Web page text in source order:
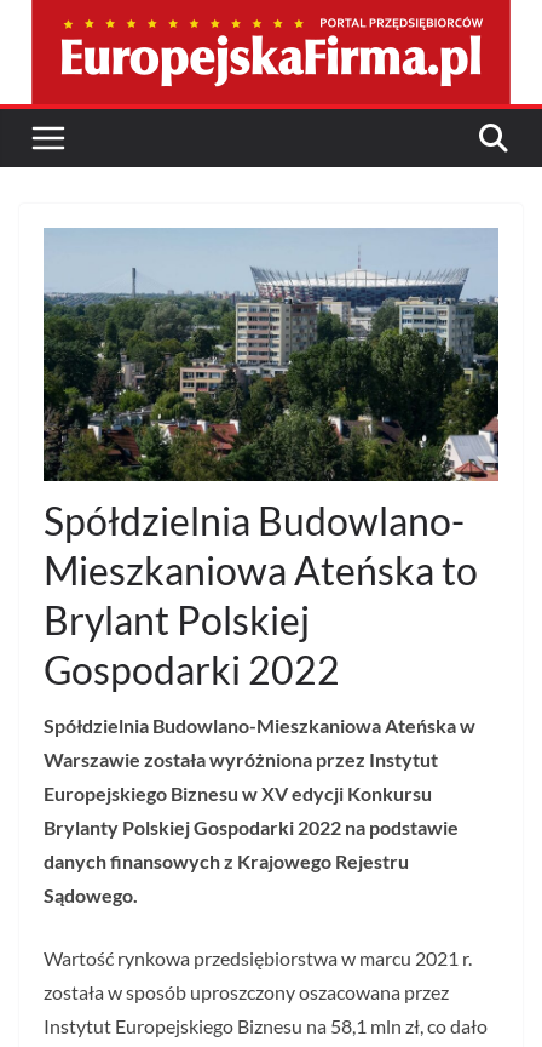
Spółdzielnia Budowlano-
Mieszkaniowa Ateńska to
Brylant Polskiej
Gospodarki 2022
Spółdzielnia Budowlano-Mieszkaniowa Ateńska w
Warszawie została wyróżniona przez Instytut
Europejskiego Biznesu w XV edycji Konkursu
Brylanty Polskiej Gospodarki 2022 na podstawie
danych finansowych z Krajowego Rejestru
Sądowego.
Wartość rynkowa przedsiębiorstwa w marcu 2021 r.
została w sposób uproszczony oszacowana przez
Instytut Europejskiego Biznesu na 58,1 mln zł, co dało